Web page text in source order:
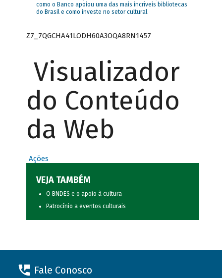
como o Banco apoiou uma das mais incríveis bibliotecas
do Brasil e como investe no setor cultural.
Z7_7QGCHA41LODH60A3OQA8RN1457
Visualizador
do Conteúdo
da Web
Ações
VEJA TAMBÉM
O BNDES e o apoio à cultura
Patrocínio a eventos culturais
Fale Conosco